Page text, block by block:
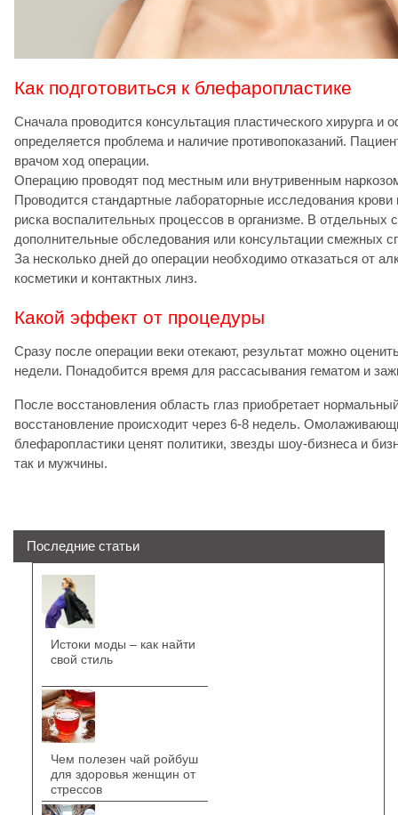
Как подготовиться к блефаропластике
Сначала проводится консультация пластического хирурга и
определяется проблема и наличие противопоказаний.
врачом ход операции.
Операцию проводят под местным или внутривенным
Проводится стандартные лабораторные исследования
риска воспалительных процессов в организме. В отдельных
дополнительные обследования или консультации смежных
За несколько дней до операции необходимо отказаться от
косметики и контактных линз.
Какой эффект от процедуры
Сразу после операции веки отекают, результат можно
недели. Понадобится время для рассасывания гематом и
После восстановления область глаз приобретает
восстановление происходит через 6-8 недель.
блефаропластики ценят политики, звезды шоу-бизнеса и
так и мужчины.
Последние статьи
Истоки моды – как найти
свой стиль
Чем полезен чай ройбуш
для здоровья женщин от
стрессов